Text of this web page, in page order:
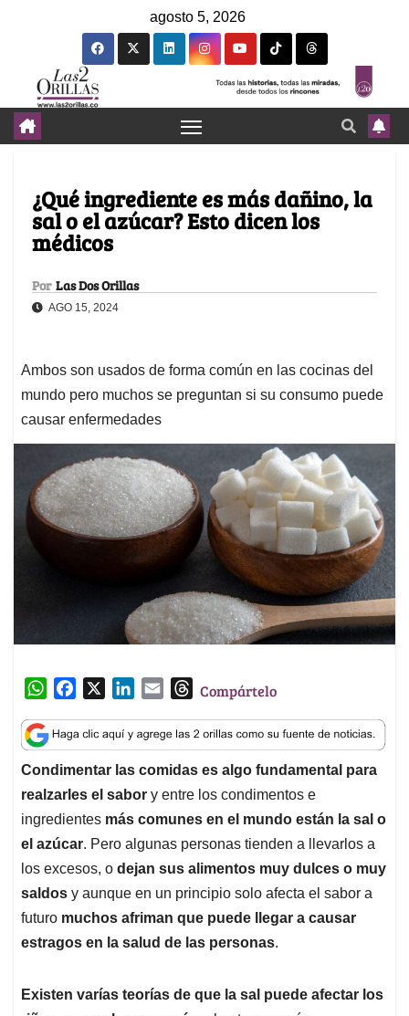
agosto 5, 2026
¿Qué ingrediente es más dañino, la
sal o el azúcar? Esto dicen los
médicos
Por Las Dos Orillas
AGO 15, 2024
Ambos son usados de forma común en las cocinas del
mundo pero muchos se preguntan si su consumo puede
causar enfermedades
W
a
t
s
A
p
p
c
e
b
o
o
k
n
k
e
d
I
n
a
i
l
T
r
e
a
d
s
Compártelo
Condimentar las comidas es algo fundamental para
realzarles el sabor y entre los condimentos e
ingredientes más comunes en el mundo están la sal o
el azúcar. Pero algunas personas tienden a llevarlos a
los excesos, o dejan sus alimentos muy dulces o muy
saldos y aunque en un principio solo afecta el sabor a
futuro muchos afriman que puede llegar a causar
estragos en la salud de las personas.
Existen varías teorías de que la sal puede afectar los